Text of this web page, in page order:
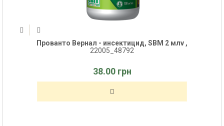
Прованто Вернал - инсектицид, SBM 2 млv ,
22005_48792
38.00 грн